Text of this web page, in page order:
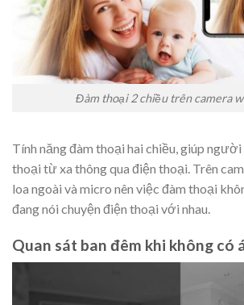
Đàm thoại 2 chiều trên camera
Tính năng đàm thoại hai chiều, giúp
thoại từ xa thông qua điện thoại. Trên
loa ngoài và micro nên việc đàm thoại
đang nói chuyện điện thoại với nhau.
Quan sát ban đêm khi không có